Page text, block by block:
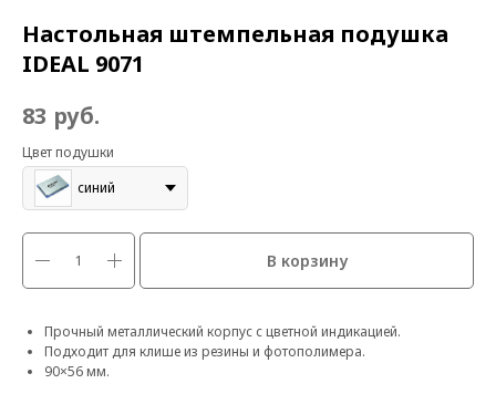
Настольная штемпельная подушка
IDEAL 9071
83 руб.
Цвет подушки
синий
В корзину
Прочный металлический корпус с цветной индикацией.
Подходит для клише из резины и фотополимера.
90×56 мм.